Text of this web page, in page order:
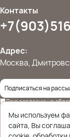
Контакты
Адрес:
Москва,
Даю согласие на
Политика
Мы используем
сайта, Вы